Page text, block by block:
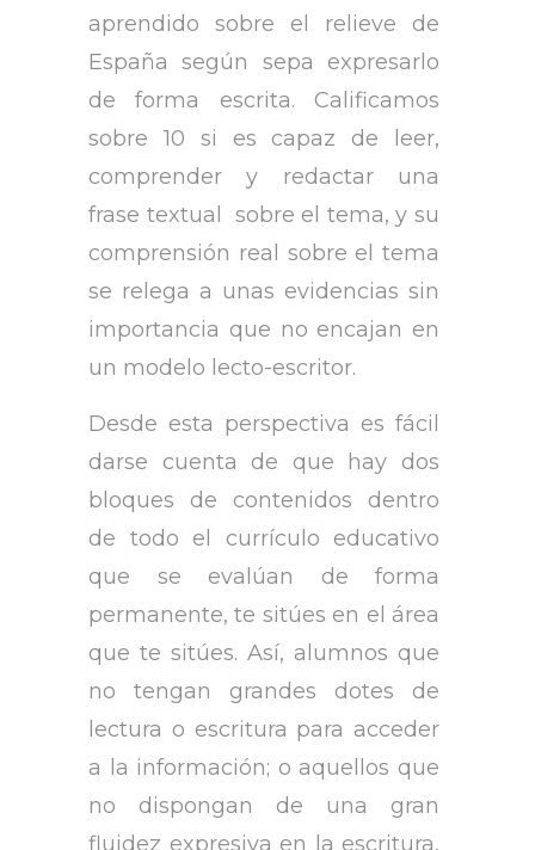
aprendido sobre el relieve de
España según sepa expresarlo
de forma escrita. Calificamos
sobre 10 si es capaz de leer,
comprender y redactar una
frase textual sobre el tema, y su
comprensión real sobre el tema
se relega a unas evidencias sin
importancia que no encajan en
un modelo lecto-escritor.
Desde esta perspectiva es fácil
darse cuenta de que hay dos
bloques de contenidos dentro
de todo el currículo educativo
que se evalúan de forma
permanente, te sitúes en el área
que te sitúes. Así, alumnos que
no tengan grandes dotes de
lectura o escritura para acceder
a la información; o aquellos que
no dispongan de una gran
fluidez expresiva en la escritura,